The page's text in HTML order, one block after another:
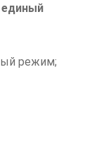
единый
режим;